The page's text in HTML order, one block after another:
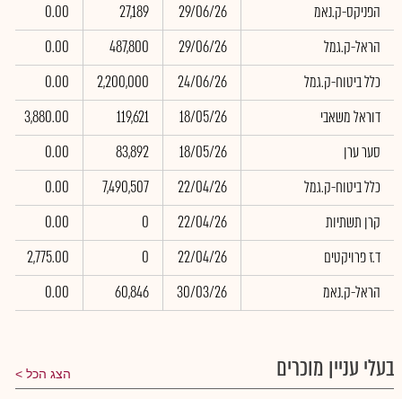
הפניקס-ק.נאמ
29/06/26
27,189
0.00
הראל-ק.גמל
29/06/26
487,800
0.00
כלל ביטוח-ק.גמל
24/06/26
2,200,000
0.00
דוראל משאבי
18/05/26
119,621
3,880.00
סער ערן
18/05/26
83,892
0.00
כלל ביטוח-ק.גמל
22/04/26
7,490,507
0.00
קרן תשתיות
22/04/26
0
0.00
ד.ז פרויקטים
22/04/26
0
2,775.00
הראל-ק.נאמ
30/03/26
60,846
0.00
בעלי עניין מוכרים הצג הכל